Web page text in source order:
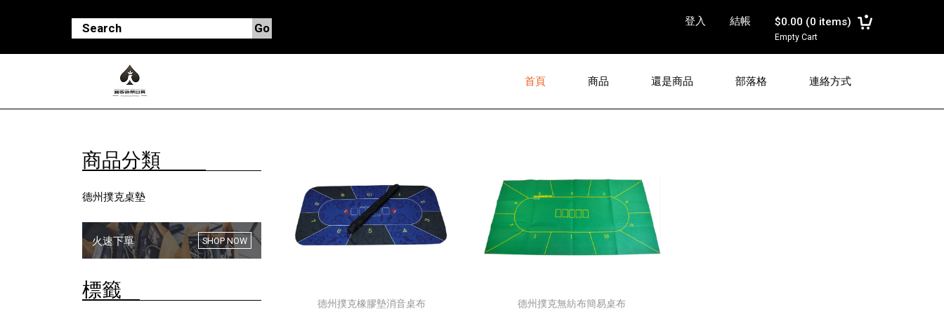
登入 結帳 $0.00 (0 items)
Empty Cart
首頁 商品 還是商品 部落格 連絡方式
商品分類
德州撲克桌墊
火速下單 SHOP NOW
標籤
德州撲克橡膠墊消音桌布 德州撲克無紡布簡易桌布